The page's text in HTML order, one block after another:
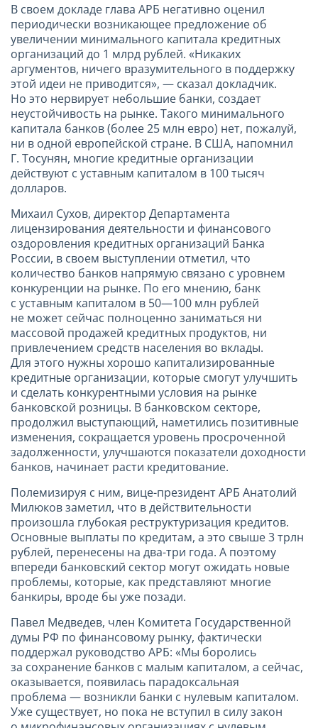
В своем докладе глава АРБ негативно оценил
периодически возникающее предложение об
увеличении минимального капитала кредитных
организаций до 1 млрд рублей. «Никаких
аргументов, ничего вразумительного в поддержку
этой идеи не приводится», — сказал докладчик.
Но это нервирует небольшие банки, создает
неустойчивость на рынке. Такого минимального
капитала банков (более 25 млн евро) нет, пожалуй,
ни в одной европейской стране. В США, напомнил
Г. Тосунян, многие кредитные организации
действуют с уставным капиталом в 100 тысяч
долларов.
Михаил Сухов, директор Департамента
лицензирования деятельности и финансового
оздоровления кредитных организаций Банка
России, в своем выступлении отметил, что
количество банков напрямую связано с уровнем
конкуренции на рынке. По его мнению, банк
с уставным капиталом в 50—100 млн рублей
не может сейчас полноценно заниматься ни
массовой продажей кредитных продуктов, ни
привлечением средств населения во вклады.
Для этого нужны хорошо капитализированные
кредитные организации, которые смогут улучшить
и сделать конкурентными условия на рынке
банковской розницы. В банковском секторе,
продолжил выступающий, наметились позитивные
изменения, сокращается уровень просроченной
задолженности, улучшаются показатели доходности
банков, начинает расти кредитование.
Полемизируя с ним, вице-президент АРБ Анатолий
Милюков заметил, что в действительности
произошла глубокая реструктуризация кредитов.
Основные выплаты по кредитам, а это свыше 3 трлн
рублей, перенесены на два-три года. А поэтому
впереди банковский сектор могут ожидать новые
проблемы, которые, как представляют многие
банкиры, вроде бы уже позади.
Павел Медведев, член Комитета Государственной
думы РФ по финансовому рынку, фактически
поддержал руководство АРБ: «Мы боролись
за сохранение банков с малым капиталом, а сейчас,
оказывается, появилась парадоксальная
проблема — возникли банки с нулевым капиталом.
Уже существует, но пока не вступил в силу закон